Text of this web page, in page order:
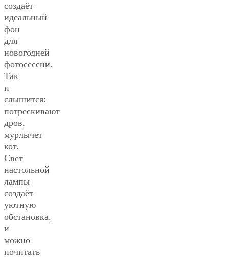
создаёт
идеальный
фон
для
новогодней
фотосессии.
Так
и
слышится:
потрескивают
дров,
мурлычет
кот.
Свет
настольной
лампы
создаёт
уютную
обстановка,
и
можно
почитать